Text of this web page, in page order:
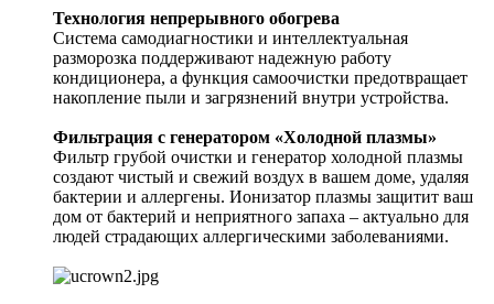
Технология непрерывного обогрева
Система самодиагностики и интеллектуальная
разморозка поддерживают надежную работу
кондиционера, а функция самоочистки предотвращает
накопление пыли и загрязнений внутри устройства.
Фильтрация с генератором «Холодной плазмы»
Фильтр грубой очистки и генератор холодной плазмы
создают чистый и свежий воздух в вашем доме, удаляя
бактерии и аллергены. Ионизатор плазмы защитит ваш
дом от бактерий и неприятного запаха – актуально для
людей страдающих аллергическими заболеваниями.